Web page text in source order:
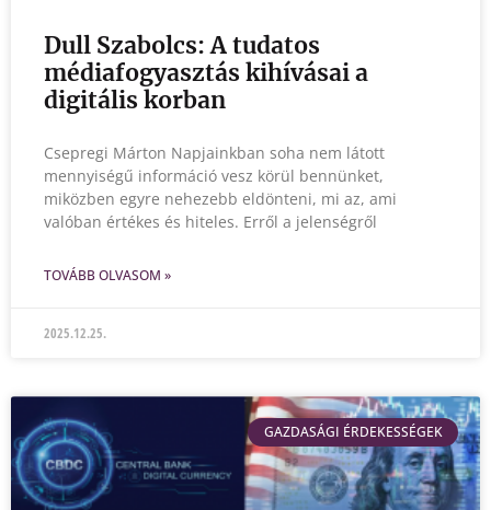
Dull Szabolcs: A tudatos
médiafogyasztás kihívásai a
digitális korban
Csepregi Márton Napjainkban soha nem látott
mennyiségű információ vesz körül bennünket,
miközben egyre nehezebb eldönteni, mi az, ami
valóban értékes és hiteles. Erről a jelenségről
TOVÁBB OLVASOM »
2025.12.25.
GAZDASÁGI ÉRDEKESSÉGEK